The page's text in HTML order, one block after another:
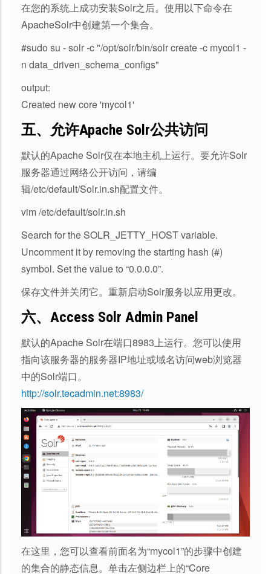
在您的系统上成功安装Solr之后。使用以下命令在
ApacheSolr中创建第一个集合。
#sudo su - solr -c "/opt/solr/bin/solr create -c mycol1 -
n data_driven_schema_configs"
output:
Created new core 'mycol1'
五、允许Apache Solr公共访问
默认的Apache Solr仅在本地主机上运行。要允许Solr
服务器通过网络公开访问，请编
辑/etc/default/Solr.in.sh配置文件。
vim /etc/default/solr.in.sh
Search for the SOLR_JETTY_HOST variable.
Uncomment it by removing the starting hash (#)
symbol. Set the value to “0.0.0.0”.
保存文件并关闭它。重新启动Solr服务以应用更改。
六、Access Solr Admin Panel
默认的Apache Solr在端口8983上运行。您可以使用
指向该服务器的服务器IP地址或域名访问web浏览器
中的Solr端口。
http://solr.tecadmin.net:8983/
在这里，您可以查看前面名为“mycol1”的步骤中创建
的集合的静态信息。单击左侧边栏上的“Core